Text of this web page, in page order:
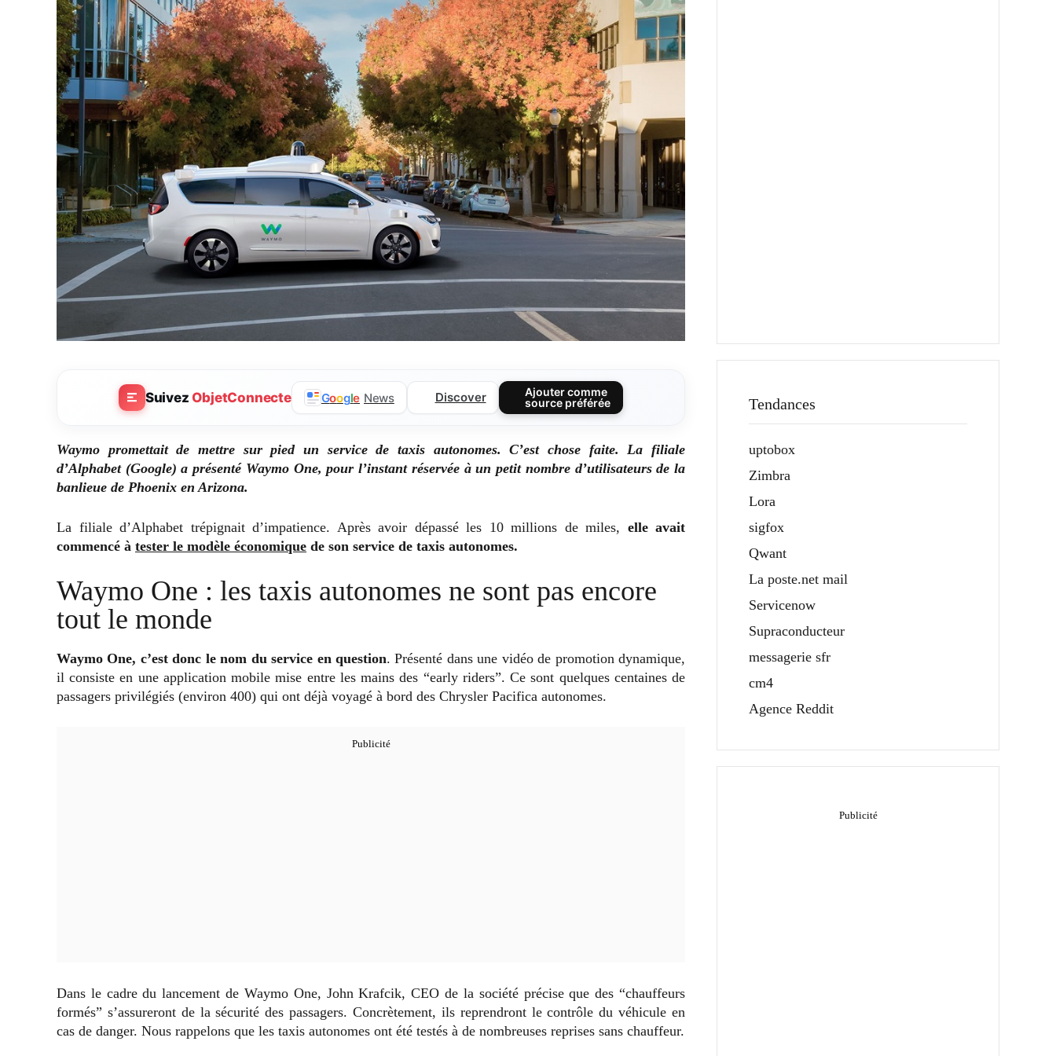
SuivezObjetConnecte Google News Discover
Ajouter comme
source préférée
Waymo promettait de mettre sur pied un service de taxis autonomes. C’est chose faite. La filiale
d’Alphabet (Google) a présenté Waymo One, pour l’instant réservée à un petit nombre d’utilisateurs de la
banlieue de Phoenix en Arizona.
La filiale d’Alphabet trépignait d’impatience. Après avoir dépassé les 10 millions de miles, elle avait
commencé à tester le modèle économique de son service de taxis autonomes.
Waymo One : les taxis autonomes ne sont pas encore
tout le monde
Waymo One, c’est donc le nom du service en question. Présenté dans une vidéo de promotion dynamique,
il consiste en une application mobile mise entre les mains des “early riders”. Ce sont quelques centaines de
passagers privilégiés (environ 400) qui ont déjà voyagé à bord des Chrysler Pacifica autonomes.
Dans le cadre du lancement de Waymo One, John Krafcik, CEO de la société précise que des “chauffeurs
formés” s’assureront de la sécurité des passagers. Concrètement, ils reprendront le contrôle du véhicule en
cas de danger. Nous rappelons que les taxis autonomes ont été testés à de nombreuses reprises sans chauffeur.
Tendances
uptobox
Zimbra
Lora
sigfox
Qwant
La poste.net mail
Servicenow
Supraconducteur
messagerie sfr
cm4
Agence Reddit